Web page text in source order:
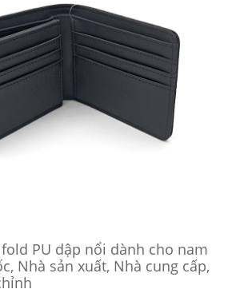
PU dập nổi dành cho nam
Nhà sản xuất, Nhà cung cấp,